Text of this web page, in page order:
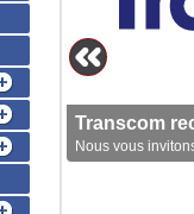
Transcom
Nous vous